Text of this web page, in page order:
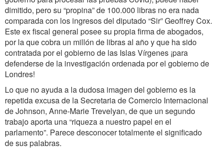
dimitido, pero su “propina” de 100.000 libras no era nada
comparada con los ingresos del diputado “Sir” Geoffrey Cox.
Este ex fiscal general posee su propia firma de abogados,
por la que cobra un millón de libras al año y que ha sido
contratada por el gobierno de las Islas Vírgenes ¡para
defenderse de la investigación ordenada por el gobierno de
Londres!
Lo que no ayuda a la dudosa imagen del gobierno es la
repetida excusa de la Secretaria de Comercio Internacional
de Johnson, Anne-Marie Trevelyan, de que un segundo
trabajo aporta una “riqueza a nuestro papel en el
parlamento”. Parece desconocer totalmente el significado
de sus palabras.